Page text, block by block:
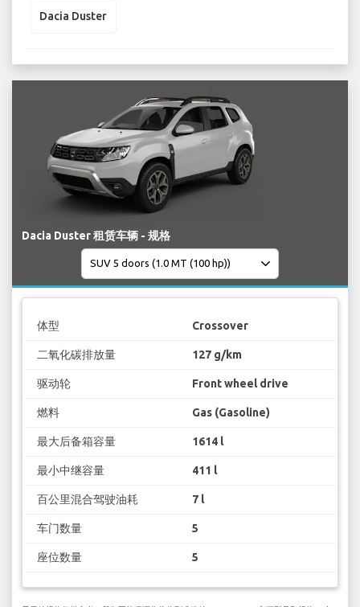
Dacia Duster
Dacia Duster 租赁车辆 - 规格
体型 Crossover
二氧化碳排放量 127 g/km
驱动轮 Front wheel drive
燃料 Gas (Gasoline)
最大后备箱容量 1614 l
最小中继容量 411 l
百公里混合驾驶油耗 7 l
车门数量 5
座位数量 5